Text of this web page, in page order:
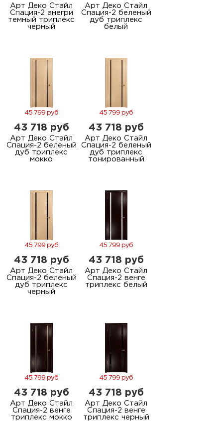
Арт Деко Стайл
Спация-2 анегри
темный триплекс
черный
Арт Деко Стайл
Спация-2 беленый
дуб триплекс
белый
45 799 руб
43 718 руб
Арт Деко Стайл
Спация-2 беленый
дуб триплекс
мокко
45 799 руб
43 718 руб
Арт Деко Стайл
Спация-2 беленый
дуб триплекс
тонированный
45 799 руб
43 718 руб
Арт Деко Стайл
Спация-2 беленый
дуб триплекс
черный
45 799 руб
43 718 руб
Арт Деко Стайл
Спация-2 венге
триплекс белый
45 799 руб
43 718 руб
Арт Деко Стайл
Спация-2 венге
триплекс мокко
45 799 руб
43 718 руб
Арт Деко Стайл
Спация-2 венге
триплекс черный